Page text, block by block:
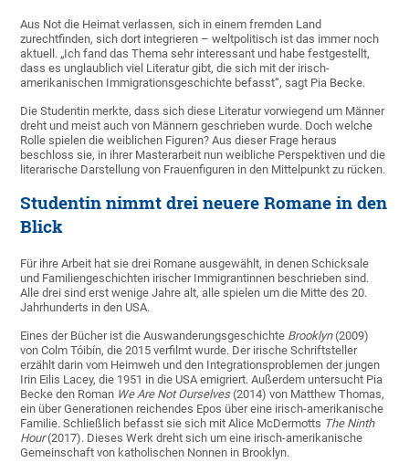
Aus Not die Heimat verlassen, sich in einem fremden Land
zurechtfinden, sich dort integrieren – weltpolitisch ist das immer noch
aktuell. „Ich fand das Thema sehr interessant und habe festgestellt,
dass es unglaublich viel Literatur gibt, die sich mit der irisch-
amerikanischen Immigrationsgeschichte befasst“, sagt Pia Becke.
Die Studentin merkte, dass sich diese Literatur vorwiegend um Männer
dreht und meist auch von Männern geschrieben wurde. Doch welche
Rolle spielen die weiblichen Figuren? Aus dieser Frage heraus
beschloss sie, in ihrer Masterarbeit nun weibliche Perspektiven und die
literarische Darstellung von Frauenfiguren in den Mittelpunkt zu rücken.
Studentin nimmt drei neuere Romane in den
Blick
Für ihre Arbeit hat sie drei Romane ausgewählt, in denen Schicksale
und Familiengeschichten irischer Immigrantinnen beschrieben sind.
Alle drei sind erst wenige Jahre alt, alle spielen um die Mitte des 20.
Jahrhunderts in den USA.
Eines der Bücher ist die Auswanderungsgeschichte Brooklyn(2009)
von Colm Tóibín, die 2015 verfilmt wurde. Der irische Schriftsteller
erzählt darin vom Heimweh und den Integrationsproblemen der jungen
Irin Eilis Lacey, die 1951 in die USA emigriert. Außerdem untersucht Pia
Becke den Roman We Are Not Ourselves(2014) von Matthew Thomas,
ein über Generationen reichendes Epos über eine irisch-amerikanische
Familie. Schließlich befasst sie sich mit Alice McDermotts The Ninth
Hour(2017). Dieses Werk dreht sich um eine irisch-amerikanische
Gemeinschaft von katholischen Nonnen in Brooklyn.